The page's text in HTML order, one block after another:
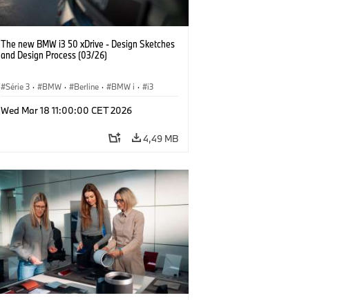
The new BMW i3 50 xDrive - Design Sketches
and Design Process (03/26)
Série 3 · BMW · Berline · BMW i · i3
Wed Mar 18 11:00:00 CET 2026
4,49 MB